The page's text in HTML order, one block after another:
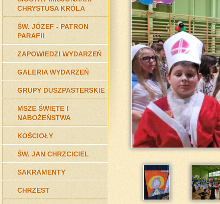
CHRYSTUSA KRÓLA
ŚW. JÓZEF - PATRON
PARAFII
ZAPOWIEDZI WYDARZEŃ
GALERIA WYDARZEŃ
GRUPY DUSZPASTERSKIE
MSZE ŚWIĘTE I
NABOŻEŃSTWA
KOŚCIOŁY
ŚW. JAN CHRZCICIEL
SAKRAMENTY
CHRZEST